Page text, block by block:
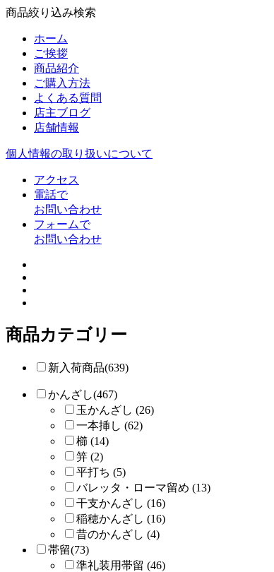
商品絞り込み検索
ホーム
ご挨拶
商品紹介
ご購入方法
よくある質問
店主ブログ
店舗情報
個人情報の取り扱いについて
アクセス
電話で
お問い合わせ
フォームで
お問い合わせ
商品カテゴリー
新入荷商品(639)
かんざし(467)
玉かんざし (26)
一本挿し (62)
櫛 (14)
笄 (2)
平打ち (5)
バレッタ・ローマ留め (13)
干支かんざし (16)
稲穂かんざし (16)
昔のかんざし (4)
帯留(73)
準礼装用帯留 (46)